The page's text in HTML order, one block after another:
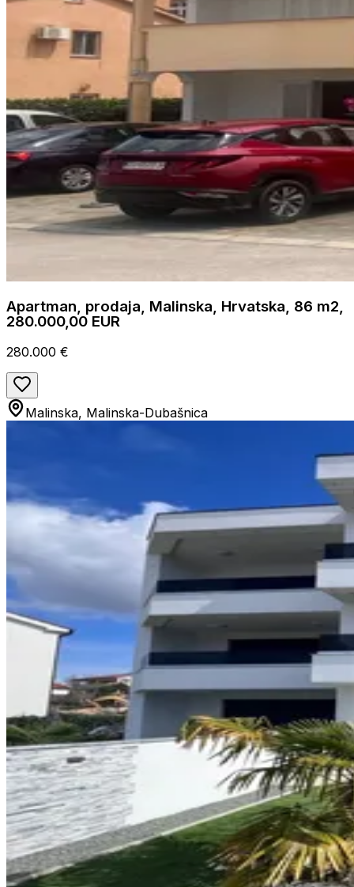
Apartman, prodaja, Malinska, Hrvatska, 86 m2,
280.000,00 EUR
280.000 €
Malinska, Malinska-Dubašnica